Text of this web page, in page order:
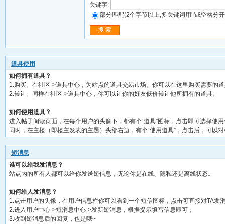
关键字:
部分匹配(2个字节以上,多关键词用'|'或空格分
道具使用
如何拥有道具？
1.购买。在社区->道具中心，为站点的道具交易市场。你可以在这里购买需要的
2.转让。同样在社区->道具中心，你可以让你的好友低价转让他所拥有的道具。
如何使用道具？
进入帖子阅读页面，在每个用户的头像下，都有个“道具”图标，点击即可选择使
同时，在主楼（即楼主发表的主题）头部右边，有个“使用道具”，点击后，可以
短消息
谁可以给我发消息？
站点内的所有人都可以给你发送短信息，无论你是在线、隐私还是离线状态。
如何给人发消息？
1.点击用户的头像，在用户信息栏你可以看到一个短信图标，点击可直接对TA发
2.进入用户中心->短消息中心->发新短消息，根据提示填写信息即可；
3.收到短消息后的回复，也是哦~